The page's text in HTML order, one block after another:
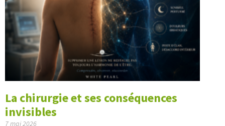
La chirurgie et ses conséquences
invisibles
7 mai 2026